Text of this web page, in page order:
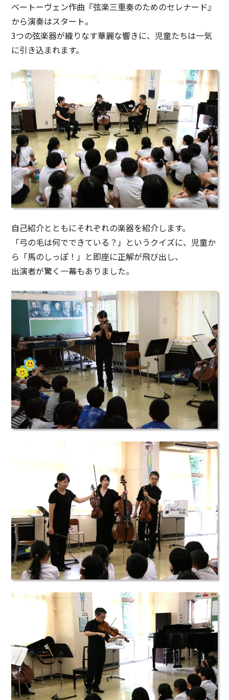
ベートーヴェン作曲『弦楽三重奏のためのセレナード』
から演奏はスタート。
3つの弦楽器が織りなす華麗な響きに、児童たちは一気
に引き込まれます。
自己紹介とともにそれぞれの楽器を紹介します。
「弓の毛は何でできている？」というクイズに、児童か
ら「馬のしっぽ！」と即座に正解が飛び出し、
出演者が驚く一幕もありました。